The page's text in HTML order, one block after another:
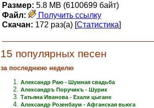
Размер: 5.8 MB (6100699 байт)
Файл:
Получить ссылку
Скачан: 172 раз(а) [Статистика]
15 популярных песен
за последнюю неделю
Александр Раю - Шумная свадьба
Александръ Поручикъ - Шурик
Татьяна Иванова - Ехали цыгане
Александр Розенбаум - Афганская вьюга